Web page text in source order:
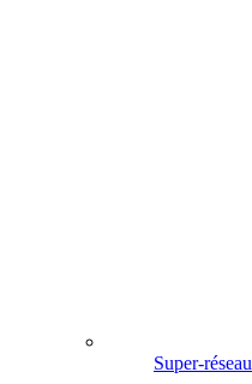
Super-réseau